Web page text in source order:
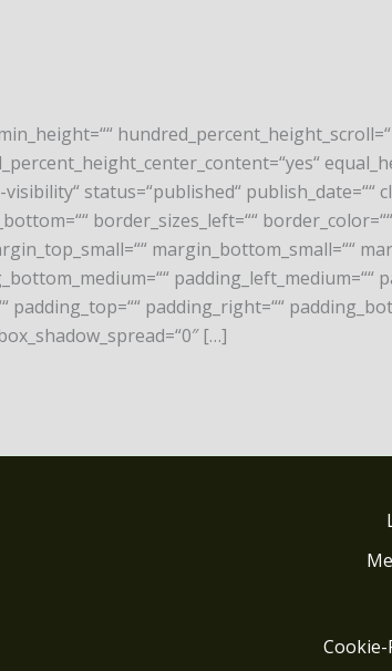
status=“published“ publish_date=““
border_sizes_left=““
margin_bottom_small=““
padding_left_medium=““
padding_right=““
[…]
Cookie-